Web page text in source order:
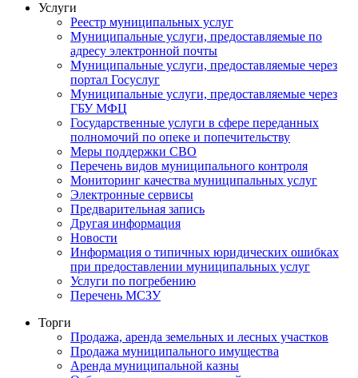
Услуги
Реестр муниципальных услуг
Муниципальные услуги, предоставляемые по
адресу электронной почты
Муниципальные услуги, предоставляемые через
портал Госуслуг
Муниципальные услуги, предоставляемые через
ГБУ МФЦ
Государственные услуги в сфере переданных
полномочий по опеке и попечительству
Меры поддержки СВО
Перечень видов муниципального контроля
Мониторинг качества муниципальных услуг
Электронные сервисы
Предварительная запись
Другая информация
Новости
Информация о типичных юридических ошибках
при предоставлении муниципальных услуг
Услуги по погребению
Перечень МСЗУ
Торги
Продажа, аренда земельных и лесных участков
Продажа муниципального имущества
Аренда муниципальной казны